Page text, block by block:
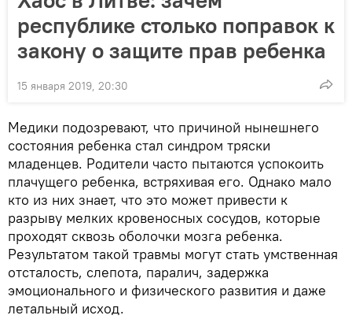
республике столько поправок к
закону о защите прав ребенка
15 января 2019, 20:30
Медики подозревают, что причиной нынешнего
состояния ребенка стал синдром тряски
младенцев. Родители часто пытаются успокоить
плачущего ребенка, встряхивая его. Однако мало
кто из них знает, что это может привести к
разрыву мелких кровеносных сосудов, которые
проходят сквозь оболочки мозга ребенка.
Результатом такой травмы могут стать умственная
отсталость, слепота, паралич, задержка
эмоционального и физического развития и даже
летальный исход.